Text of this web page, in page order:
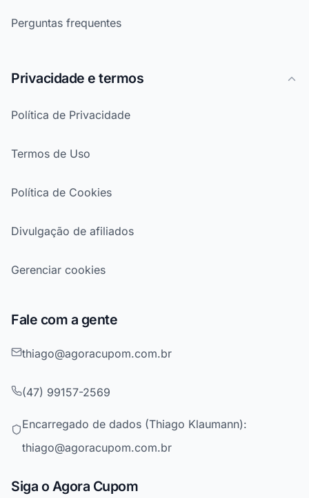
Perguntas frequentes
Privacidade e termos
Política de Privacidade
Termos de Uso
Política de Cookies
Divulgação de afiliados
Gerenciar cookies
Fale com a gente
thiago@agoracupom.com.br
(47) 99157-2569
Encarregado de dados (Thiago Klaumann):
thiago@agoracupom.com.br
Siga o Agora Cupom